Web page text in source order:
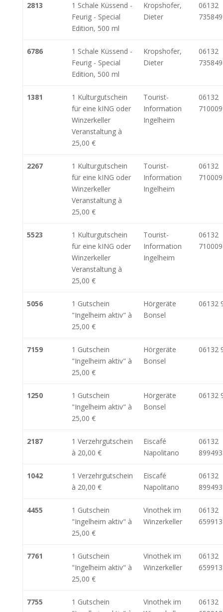
2813
1 Schale Küssend -
Feurig - Special
Edition, 500 ml
Kropshofer,
Dieter
06132
6786
1 Schale Küssend -
Feurig - Special
Edition, 500 ml
Kropshofer,
Dieter
06132
1381
1 Kulturgutschein
für eine kING oder
Winzerkeller
Veranstaltung à
25,00 €
Tourist-
Information
Ingelheim
06132
2267
1 Kulturgutschein
für eine kING oder
Winzerkeller
Veranstaltung à
25,00 €
Tourist-
Information
Ingelheim
06132
5523
1 Kulturgutschein
für eine kING oder
Winzerkeller
Veranstaltung à
25,00 €
Tourist-
Information
Ingelheim
06132
5056
1 Gutschein
"Ingelheim aktiv" à
25,00 €
Hörgeräte
Bonsel
06132
7159
1 Gutschein
"Ingelheim aktiv" à
25,00 €
Hörgeräte
Bonsel
06132
1250
1 Gutschein
"Ingelheim aktiv" à
25,00 €
Hörgeräte
Bonsel
06132
2187
1 Verzehrgutschein
à 20,00 €
Eiscafé
Napolitano
06132
1042
1 Verzehrgutschein
à 20,00 €
Eiscafé
Napolitano
06132
4455
1 Gutschein
"Ingelheim aktiv" à
25,00 €
Vinothek im
Winzerkeller
06132
7761
1 Gutschein
"Ingelheim aktiv" à
25,00 €
Vinothek im
Winzerkeller
06132
7755
1 Gutschein
Vinothek im
06132